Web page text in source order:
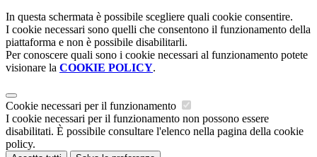
In questa schermata è possibile scegliere quali cookie consentire.
I cookie necessari sono quelli che consentono il funzionamento della
piattaforma e non è possibile disabilitarli.
Per conoscere quali sono i cookie necessari al funzionamento potete
visionare la COOKIE POLICY.
Cookie necessari per il funzionamento
I cookie necessari per il funzionamento non possono essere
disabilitati. È possibile consultare l'elenco nella pagina della cookie
policy.